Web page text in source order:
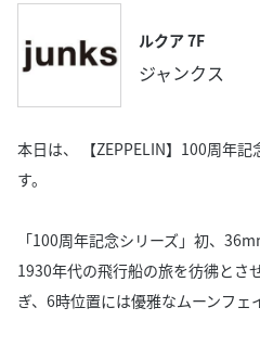
ルクア 7F
ジャンクス
本日は、 【ZEPPELIN】100周年
す。
「100周年記念シリーズ」初、
1930年代の飛行船の旅を彷彿とさ
ぎ、6時位置には優雅なムーンフェ